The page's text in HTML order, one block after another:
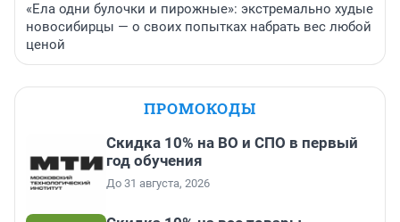
«Ела одни булочки и пирожные»: экстремально худые
новосибирцы — о своих попытках набрать вес любой
ценой
ПРОМОКОДЫ
Скидка 10% на ВО и СПО в первый
год обучения
До 31 августа, 2026